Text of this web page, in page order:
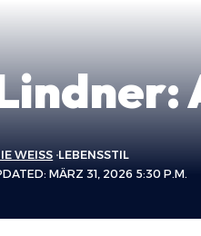
MÄRZ 31, 2026 5:30 P.M.
WEISS LEBENSSTIL